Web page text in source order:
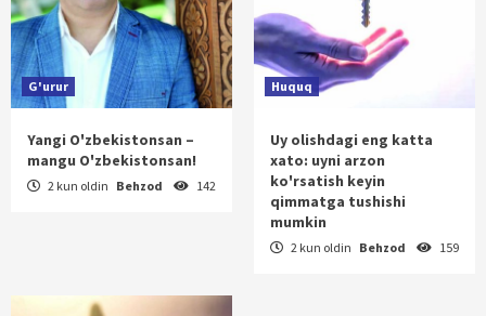
G'urur
Yangi O'zbekistonsan –
mangu O'zbekistonsan!
2 kun oldin Behzod 142
Huquq
Uy olishdagi eng katta
xato: uyni arzon
ko'rsatish keyin
qimmatga tushishi
mumkin
2 kun oldin Behzod 159